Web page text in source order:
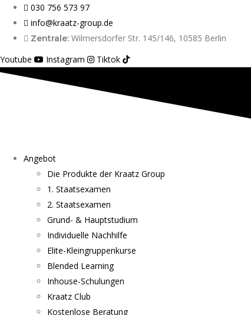
030 756 573 97
info@kraatz-group.de
Zentrale: Wilmersdorfer Str. 145/146, 10585 Berlin
Youtube
Instagram Tiktok
Angebot
Die Produkte der Kraatz Group
1. Staatsexamen
2. Staatsexamen
Grund- & Hauptstudium
Individuelle Nachhilfe
Elite-Kleingruppenkurse
Blended Learning
Inhouse-Schulungen
Kraatz Club
Kostenlose Beratung